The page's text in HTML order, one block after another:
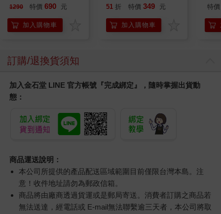
肩/手肘通用) 無線充電
膝熱敷 【單入組】
1290 特價 690 元
加入購物車
51 折 特價 349 元
加入購物車
特價
訂購/退換貨須知
加入金石堂 LINE 官方帳號『完成綁定』，隨時掌握出貨動
態：
商品運送說明：
本公司所提供的產品配送區域範圍目前僅限台灣本島。注
意！收件地址請勿為郵政信箱。
商品將由廠商透過貨運或是郵局寄送。消費者訂購之商品若
無法送達，經電話或 E-mail無法聯繫逾三天者，本公司將取